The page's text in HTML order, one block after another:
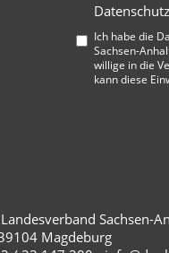
Datenschutz
Ich habe die
Sachsen-
willige in die
kann diese
Sachsen-
Magdeburg